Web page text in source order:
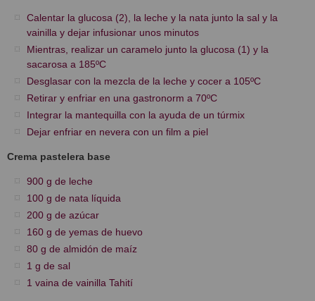
Calentar la glucosa (2), la leche y la nata junto la sal y la
vainilla y dejar infusionar unos minutos
Mientras, realizar un caramelo junto la glucosa (1) y la
sacarosa a 185ºC
Desglasar con la mezcla de la leche y cocer a 105ºC
Retirar y enfriar en una gastronorm a 70ºC
Integrar la mantequilla con la ayuda de un túrmix
Dejar enfriar en nevera con un film a piel
Crema pastelera base
900 g de leche
100 g de nata líquida
200 g de azúcar
160 g de yemas de huevo
80 g de almidón de maíz
1 g de sal
1 vaina de vainilla Tahití